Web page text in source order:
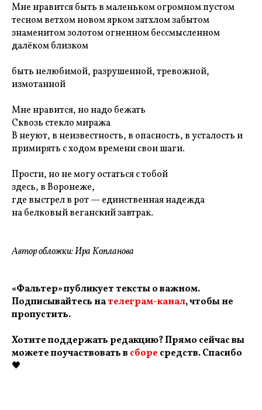
Мне нравится быть в маленьком огромном пустом
тесном ветхом новом ярком затхлом забытом
знаменитом золотом огненном бессмысленном
далёком близком
быть нелюбимой, разрушенной, тревожной,
измотанной
Мне нравится, но надо бежать
Сквозь стекло миража
В неуют, в неизвестность, в опасность, в усталость и
примирять с ходом времени свои шаги.
Прости, но не могу остаться с тобой
здесь, в Воронеже,
где выстрел в рот — единственная надежда
на белковый веганский завтрак.
Автор обложки: Ира Копланова
«Фальтер» публикует тексты о важном.
Подписывайтесь нателеграм-канал, чтобы не
пропустить.
Хотите поддержать редакцию? Прямо сейчас вы
можете поучаствовать в сборе средств. Спасибо
🖤